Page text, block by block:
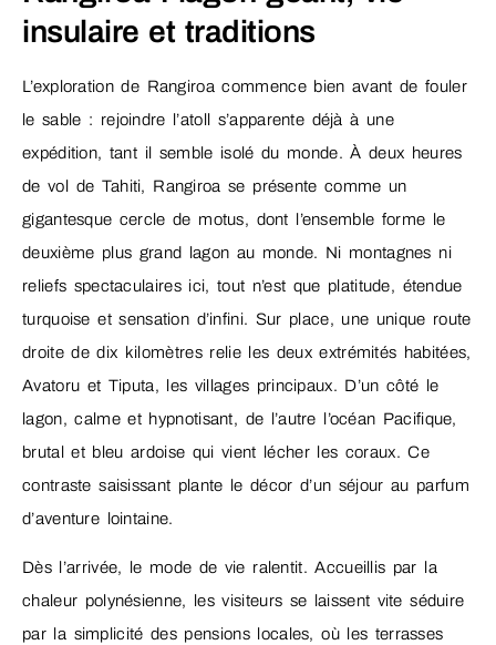
insulaire et traditions
L’exploration de Rangiroa commence bien avant de fouler
le sable : rejoindre l’atoll s’apparente déjà à une
expédition, tant il semble isolé du monde. À deux heures
de vol de Tahiti, Rangiroa se présente comme un
gigantesque cercle de motus, dont l’ensemble forme le
deuxième plus grand lagon au monde. Ni montagnes ni
reliefs spectaculaires ici, tout n’est que platitude, étendue
turquoise et sensation d’infini. Sur place, une unique route
droite de dix kilomètres relie les deux extrémités habitées,
Avatoru et Tiputa, les villages principaux. D’un côté le
lagon, calme et hypnotisant, de l’autre l’océan Pacifique,
brutal et bleu ardoise qui vient lécher les coraux. Ce
contraste saisissant plante le décor d’un séjour au parfum
d’aventure lointaine.
Dès l’arrivée, le mode de vie ralentit. Accueillis par la
chaleur polynésienne, les visiteurs se laissent vite séduire
par la simplicité des pensions locales, où les terrasses